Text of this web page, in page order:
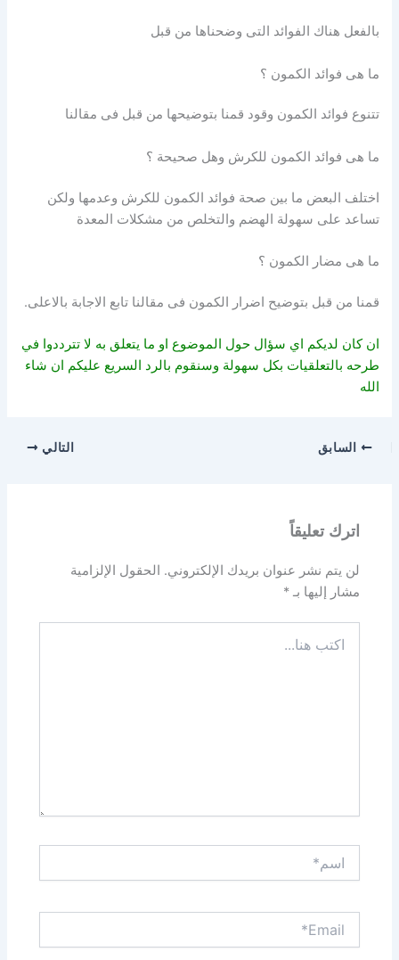
بالفعل هناك الفوائد التى وضحناها من قبل
ما هى فوائد الكمون ؟
تتنوع فوائد الكمون وقود قمنا بتوضيحها من قبل فى مقالنا
ما هى فوائد الكمون للكرش وهل صحيحة ؟
اختلف البعض ما بين صحة فوائد الكمون للكرش وعدمها ولكن
تساعد على سهولة الهضم والتخلص من مشكلات المعدة
ما هى مضار الكمون ؟
قمنا من قبل بتوضيح اضرار الكمون فى مقالنا تابع الاجابة بالاعلى.
ان كان لديكم اي سؤال حول الموضوع او ما يتعلق به لا تترددوا في
طرحه بالتعلقيات بكل سهولة وسنقوم بالرد السريع عليكم ان شاء
الله
السابق التالي
اترك تعليقاً
لن يتم نشر عنوان بريدك الإلكتروني. الحقول الإلزامية
مشار إليها بـ*
هنا...